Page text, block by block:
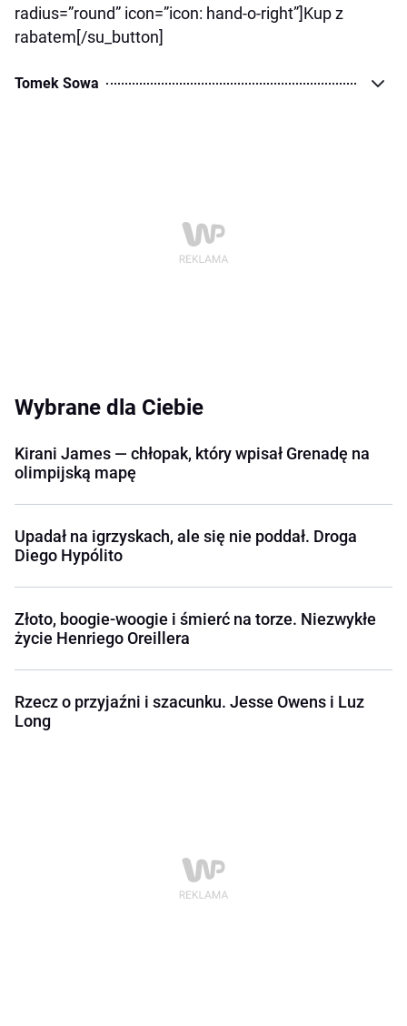
radius=”round” icon=”icon: hand-o-right”]Kup z
rabatem[/su_button]
Tomek Sowa
Wybrane dla Ciebie
Kirani James — chłopak, który wpisał Grenadę na
olimpijską mapę
Upadał na igrzyskach, ale się nie poddał. Droga
Diego Hypólito
Złoto, boogie-woogie i śmierć na torze. Niezwykłe
życie Henriego Oreillera
Rzecz o przyjaźni i szacunku. Jesse Owens i Luz
Long